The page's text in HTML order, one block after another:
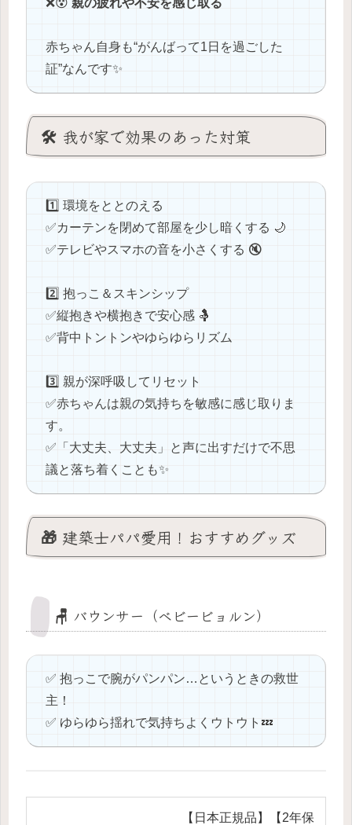
赤ちゃん自身も“がんばって1日を過ごした
証”なんです✨
🛠️ 我が家で効果のあった対策
1️⃣ 環境をととのえる
✅️カーテンを閉めて部屋を少し暗くする 🌙
✅️テレビやスマホの音を小さくする 🔇
2️⃣ 抱っこ＆スキンシップ
✅️縦抱きや横抱きで安心感 🤱
✅️背中トントンやゆらゆらリズム
3️⃣ 親が深呼吸してリセット
✅️赤ちゃんは親の気持ちを敏感に感じ取りま
す。
✅️「大丈夫、大丈夫」と声に出すだけで不思
議と落ち着くことも✨
🎁 建築士パパ愛用！おすすめグッズ
🪑 バウンサー（ベビービョルン）
✅ 抱っこで腕がパンパン…というときの救世
主！
✅ ゆらゆら揺れで気持ちよくウトウト💤
【日本正規品】【2年保